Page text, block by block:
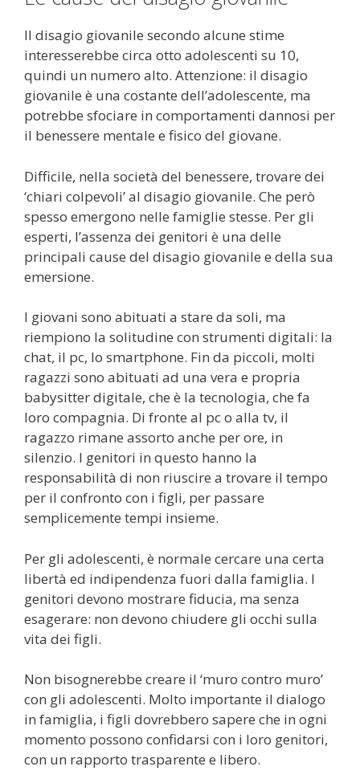
Il disagio giovanile secondo alcune stime
interesserebbe circa otto adolescenti su 10,
quindi un numero alto. Attenzione: il disagio
giovanile è una costante dell’adolescente, ma
potrebbe sfociare in comportamenti dannosi per
il benessere mentale e fisico del giovane.
Difficile, nella società del benessere, trovare dei
‘chiari colpevoli’ al disagio giovanile. Che però
spesso emergono nelle famiglie stesse. Per gli
esperti, l’assenza dei genitori è una delle
principali cause del disagio giovanile e della sua
emersione.
I giovani sono abituati a stare da soli, ma
riempiono la solitudine con strumenti digitali: la
chat, il pc, lo smartphone. Fin da piccoli, molti
ragazzi sono abituati ad una vera e propria
babysitter digitale, che è la tecnologia, che fa
loro compagnia. Di fronte al pc o alla tv, il
ragazzo rimane assorto anche per ore, in
silenzio. I genitori in questo hanno la
responsabilità di non riuscire a trovare il tempo
per il confronto con i figli, per passare
semplicemente tempi insieme.
Per gli adolescenti, è normale cercare una certa
libertà ed indipendenza fuori dalla famiglia. I
genitori devono mostrare fiducia, ma senza
esagerare: non devono chiudere gli occhi sulla
vita dei figli.
Non bisognerebbe creare il ‘muro contro muro’
con gli adolescenti. Molto importante il dialogo
in famiglia, i figli dovrebbero sapere che in ogni
momento possono confidarsi con i loro genitori,
con un rapporto trasparente e libero.